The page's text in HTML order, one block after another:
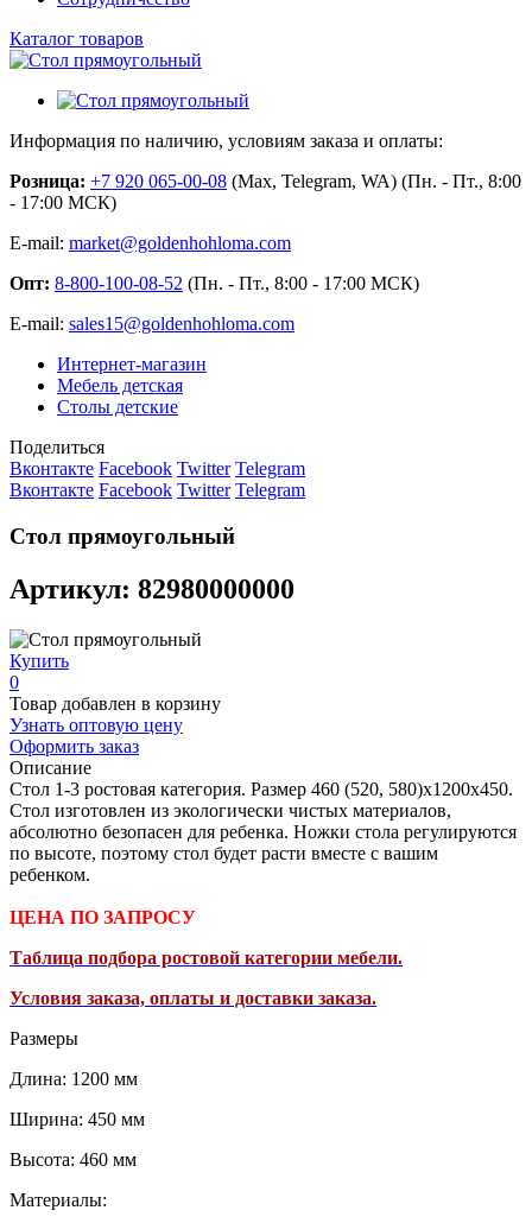
Каталог товаров
Информация по наличию, условиям заказа и оплаты:
Розница: +7 920 065-00-08 (Max, Telegram, WA) (Пн. - Пт., 8:00
- 17:00 МСК)
E-mail: market@goldenhohloma.com
Опт: 8-800-100-08-52 (Пн. - Пт., 8:00 - 17:00 МСК)
E-mail: sales15@goldenhohloma.com
Интернет-магазин
Мебель детская
Столы детские
Поделиться
Вконтакте Facebook Twitter Telegram
Вконтакте Facebook Twitter Telegram
Стол прямоугольный
Артикул: 82980000000
Купить
0
Товар добавлен в корзину
Узнать оптовую цену
Оформить заказ
Описание
Стол 1-3 ростовая категория. Размер 460 (520, 580)х1200х450.
Стол изготовлен из экологически чистых материалов,
абсолютно безопасен для ребенка. Ножки стола регулируются
по высоте, поэтому стол будет расти вместе с вашим
ребенком.
ЦЕНА ПО ЗАПРОСУ
Таблица подбора ростовой категории мебели.
Условия заказа, оплаты и доставки заказа.
Размеры
Длина: 1200 мм
Ширина: 450 мм
Высота: 460 мм
Материалы: